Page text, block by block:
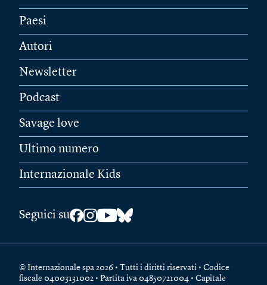
Paesi
Autori
Newsletter
Podcast
Savage love
Ultimo numero
Internazionale Kids
Seguici su
© Internazionale spa 2026 • Tutti i diritti riservati • Codice
fiscale 04003131002 • Partita iva 04850721004 • Capitale